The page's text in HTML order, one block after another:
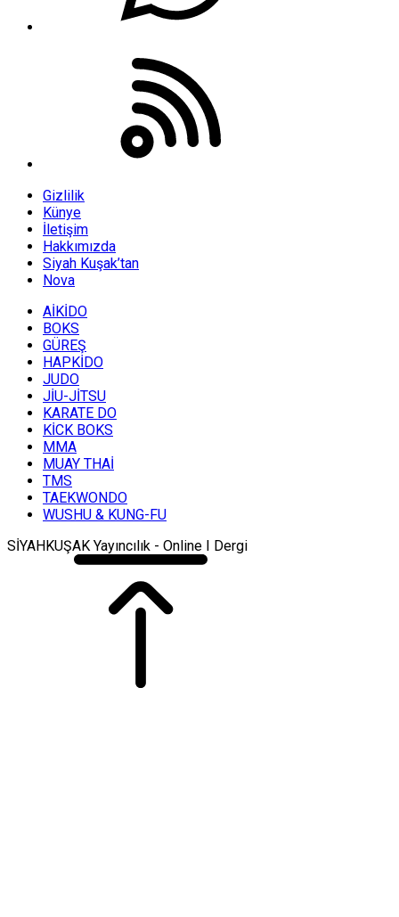
Gizlilik
Künye
İletişim
Hakkımızda
Siyah Kuşak’tan
Nova
AİKİDO
BOKS
GÜREŞ
HAPKİDO
JUDO
JİU-JİTSU
KARATE DO
KİCK BOKS
MMA
MUAY THAİ
TMS
TAEKWONDO
WUSHU & KUNG-FU
SİYAHKUŞAK Yayıncılık - Online I Dergi